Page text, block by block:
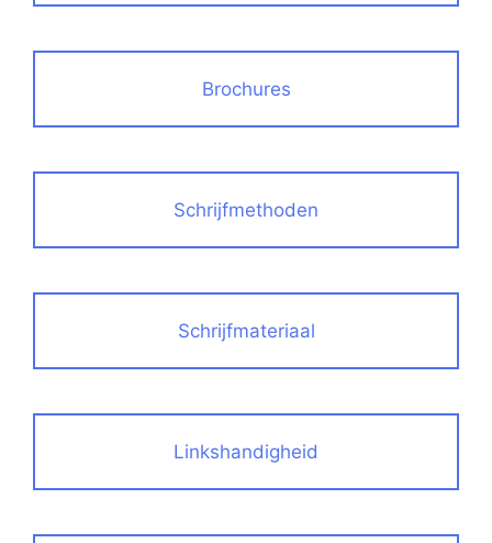
Brochures
Schrijfmethoden
Schrijfmateriaal
Linkshandigheid